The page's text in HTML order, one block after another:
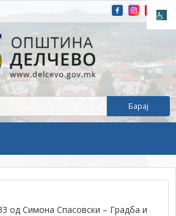
од Симона Спасовски – Градба и